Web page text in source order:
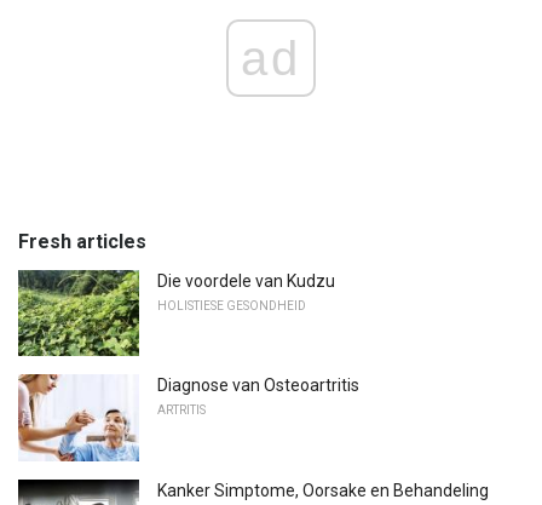
ad
Fresh articles
Die voordele van Kudzu
HOLISTIESE GESONDHEID
Diagnose van Osteoartritis
ARTRITIS
Kanker Simptome, Oorsake en Behandeling